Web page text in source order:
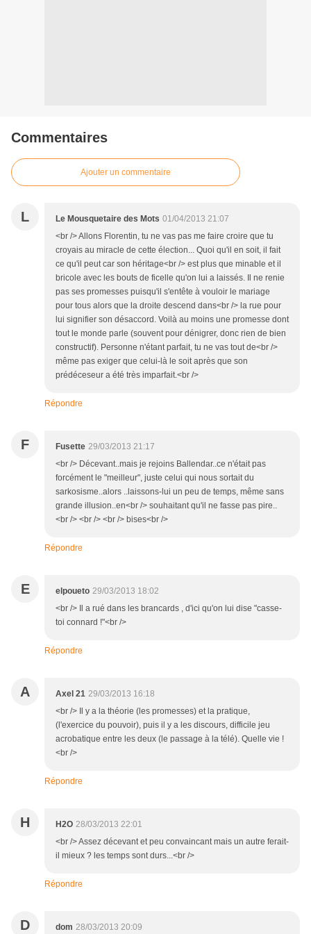
Commentaires
Ajouter un commentaire
L Le Mousquetaire des Mots 01/04/2013 21:07
<br /> Allons Florentin, tu ne vas pas me faire croire que tu
croyais au miracle de cette élection... Quoi qu'il en soit, il fait
ce qu'il peut car son héritage<br /> est plus que minable et il
bricole avec les bouts de ficelle qu'on lui a laissés. Il ne renie
pas ses promesses puisqu'il s'entête à vouloir le mariage
pour tous alors que la droite descend dans<br /> la rue pour
lui signifier son désaccord. Voilà au moins une promesse dont
tout le monde parle (souvent pour dénigrer, donc rien de bien
constructif). Personne n'étant parfait, tu ne vas tout de<br />
même pas exiger que celui-là le soit après que son
prédéceseur a été très imparfait.<br />
Répondre
F Fusette 29/03/2013 21:17
<br /> Décevant..mais je rejoins Ballendar..ce n'était pas
forcément le "meilleur", juste celui qui nous sortait du
sarkosisme..alors ..laissons-lui un peu de temps, même sans
grande illusion..en<br /> souhaitant qu'il ne fasse pas pire..
<br /> <br /> <br /> bises<br />
Répondre
E elpoueto 29/03/2013 18:02
<br /> Il a rué dans les brancards , d'ici qu'on lui dise "casse-
toi connard !"<br />
Répondre
A Axel 21 29/03/2013 16:18
<br /> Il y a la théorie (les promesses) et la pratique,
(l'exercice du pouvoir), puis il y a les discours, difficile jeu
acrobatique entre les deux (le passage à la télé). Quelle vie !
<br />
Répondre
H H2O 28/03/2013 22:01
<br /> Assez décevant et peu convaincant mais un autre ferait-
il mieux ? les temps sont durs...<br />
Répondre
D dom 28/03/2013 20:09